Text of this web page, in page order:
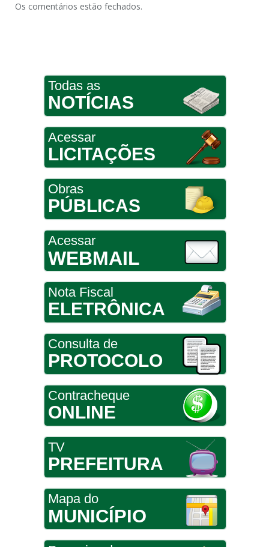
Os comentários estão fechados.
Todas as
NOTÍCIAS
Acessar
LICITAÇÕES
Obras
PÚBLICAS
Acessar
WEBMAIL
Nota Fiscal
ELETRÔNICA
Consulta de
PROTOCOLO
Contracheque
ONLINE
TV
PREFEITURA
Mapa do
MUNICÍPIO